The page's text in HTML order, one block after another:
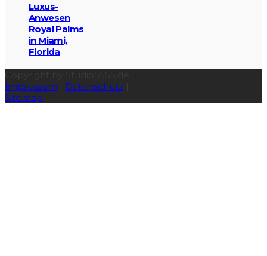
Luxus-
Anwesen
Royal Palms
in Miami,
Florida
Impressum
Datenschutz
Sitemap